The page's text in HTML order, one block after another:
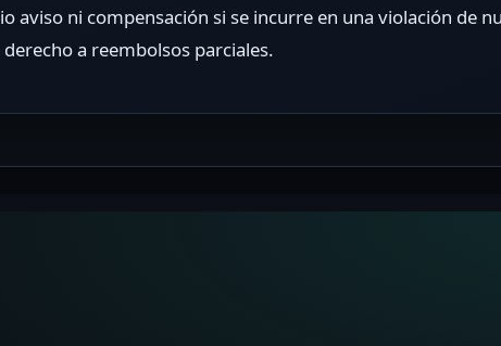
ni compensación si se incurre en una violación de
a reembolsos parciales.